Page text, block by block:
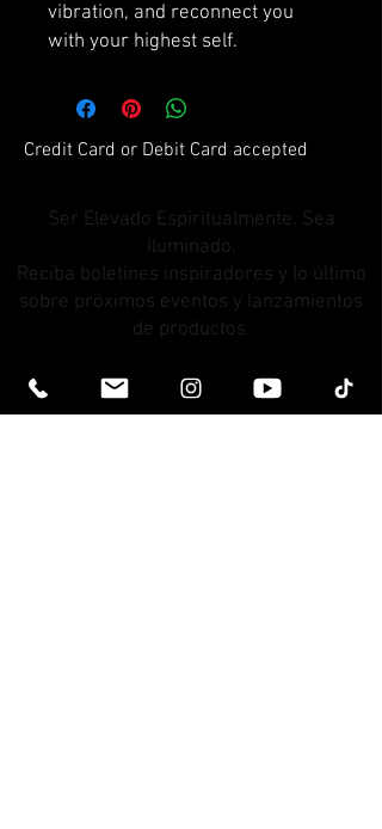
vibration, and reconnect you
with your highest self.
Credit Card or Debit Card accepted
Ser Elevado Espiritualmente. Sea
Iluminado.
Reciba boletines inspiradores y lo último
sobre próximos eventos y lanzamientos
de productos.
Únete a nuestra lista de
correos